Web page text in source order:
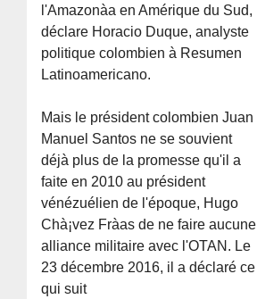
l'Amazonà­a en Amérique du Sud,
déclare Horacio Duque, analyste
politique colombien à Resumen
Latinoamericano.
Mais le président colombien Juan
Manuel Santos ne se souvient
déjà plus de la promesse qu'il a
faite en 2010 au président
vénézuélien de l'époque, Hugo
Chà¡vez Frà­as de ne faire aucune
alliance militaire avec l'OTAN. Le
23 décembre 2016, il a déclaré ce
qui suit